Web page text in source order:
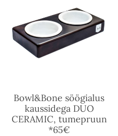
Bowl&Bone söögialus
kaussidega DUO
CERAMIC, tumepruun
*65€